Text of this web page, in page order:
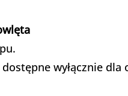
wyłącznie dla